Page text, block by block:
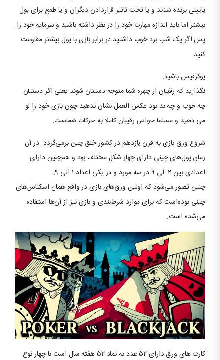
پایینی برنده شدند و یا تحت تاثیر قراردادن دیگران و یا طمع برای پول
بیشتر اما باید اندازه مهارت خود را در نظر داشته باشید و سرمایه خود را.
پس اگر یک شب برد خوب داشتید در برابر بازی با پول بیشتر مقاومت
کنید.
پوکرفیس باشید.
نگذارید که رقیبان از چهره شما متوجه دستتان شوند یعنی اگر دستتان
چه خوب و چه بد بود عکس العمل نشان ندهید چون بازی خود را لو
می دهید و مسلما حواس رقیبان کاملا به حرکات شماست.
شروع ورق بازی به قرن یازدهم در کشور خلق چین برمی‌گردد. در آن
زمان پول‌های چینی دارای چهار شکل مختلف بود و هم‌چنین دارای
اعدادی بین ۲ الی ۹ در سه مورد و در یکی اعداد ۱ الی ۹.
چنین تصور می‌شود که اولین ورق‌های بازی در واقع همان اسکناس‌های
چینی بوده‌است که برای موارد شرط‌بندی و بازی نیز از آن‌ها استفاده
می‌شده‌ است.
کارت های ورق دارای ۵۲ عدد به نماد ۵۲ هفته سال است با چهار نوع